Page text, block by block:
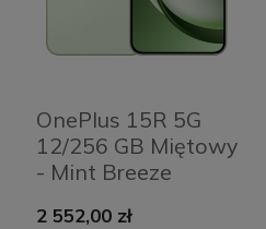
OnePlus 15R 5G
12/256 GB Miętowy
- Mint Breeze
2 552,00 zł